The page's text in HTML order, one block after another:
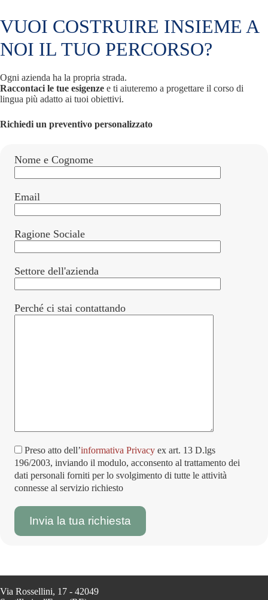
VUOI COSTRUIRE INSIEME A
NOI IL TUO PERCORSO?
Ogni azienda ha la propria strada.
Raccontaci le tue esigenze e ti aiuteremo a progettare il corso di
lingua più adatto ai tuoi obiettivi.
Richiedi un preventivo personalizzato
Nome e Cognome
Email
Ragione Sociale
Settore dell'azienda
Perché ci stai contattando
Preso atto dell’informativa Privacy ex art. 13 D.lgs
196/2003, inviando il modulo, acconsento al trattamento dei
dati personali forniti per lo svolgimento di tutte le attività
connesse al servizio richiesto
Via Rossellini, 17 - 42049